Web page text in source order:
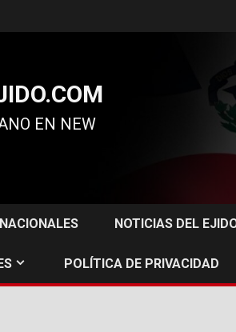
EN NEW
NACIONALES NOTICIAS DEL
POLÍTICA DE PRIVACIDAD